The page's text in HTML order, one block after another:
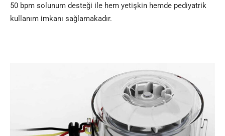
50 bpm solunum desteği ile hem yetişkin hemde pediyatrik
kullanım imkanı sağlamakadır.